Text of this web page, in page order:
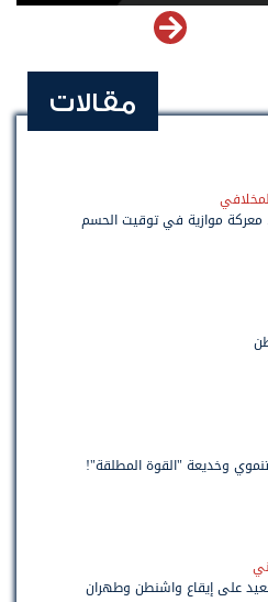
مقالات
معركة موازية في توقيت الحسم
وخديعة "القوة المطلقة"!
على إيقاع واشنطن وطهران